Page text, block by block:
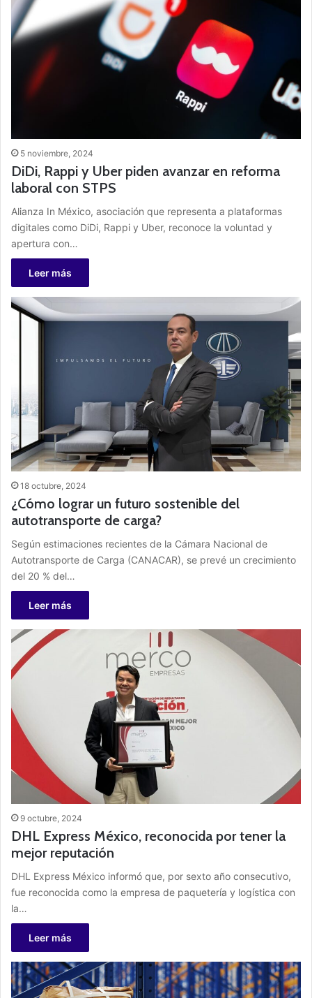
5 noviembre, 2024
DiDi, Rappi y Uber piden avanzar en reforma
laboral con STPS
Alianza In México, asociación que representa a plataformas
digitales como DiDi, Rappi y Uber, reconoce la voluntad y
apertura con…
Leer más
18 octubre, 2024
¿Cómo lograr un futuro sostenible del
autotransporte de carga?
Según estimaciones recientes de la Cámara Nacional de
Autotransporte de Carga (CANACAR), se prevé un crecimiento
del 20 % del…
Leer más
9 octubre, 2024
DHL Express México, reconocida por tener la
mejor reputación
DHL Express México informó que, por sexto año consecutivo,
fue reconocida como la empresa de paquetería y logística con
la…
Leer más